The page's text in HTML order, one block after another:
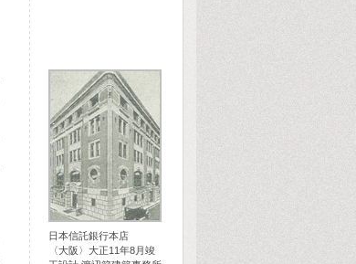
日本信託銀行本店
〈大阪〉大正11年8月竣